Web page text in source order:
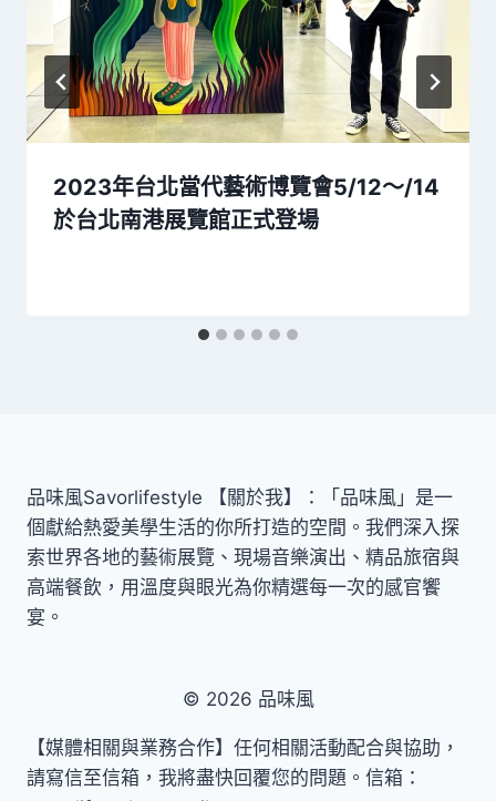
2023年台北當代藝術博覽會5/12～/14
於台北南港展覽館正式登場
品味風Savorlifestyle 【關於我】：「品味風」是一
個獻給熱愛美學生活的你所打造的空間。我們深入探
索世界各地的藝術展覽、現場音樂演出、精品旅宿與
高端餐飲，用溫度與眼光為你精選每一次的感官饗
宴。
© 2026 品味風
【媒體相關與業務合作】任何相關活動配合與協助，
請寫信至信箱，我將盡快回覆您的問題。信箱：